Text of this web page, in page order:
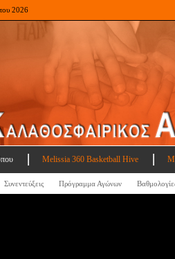
2026
Melissia 360 Basketball Hive
Συνεντεύξεις Πρόγραμμα Αγώνων